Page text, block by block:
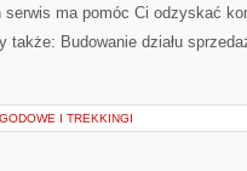
ma pomóc Ci odzyskać
także: Budowanie działu
I TREKKINGI